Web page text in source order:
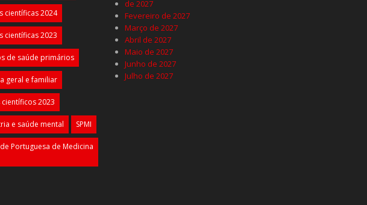
científicas 2024
científicas 2023
de saúde primários
geral e familiar
2023
e saúde mental SPMI
Portuguesa de Medicina
de 2027
Fevereiro de 2027
Março de 2027
Abril de 2027
Maio de 2027
Junho de 2027
Julho de 2027